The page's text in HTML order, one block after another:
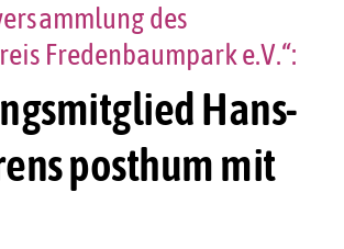
Hans-
posthum mit
des
Fredenbaumpark e.V.“: